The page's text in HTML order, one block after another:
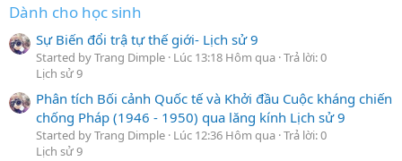
Dành cho học sinh
Sự Biến đổi trậ tự thế giới- Lịch sử 9
Started by Trang Dimple Lúc 13:18 Hôm qua Trả lời: 0
Lịch sử 9
Phân tích Bối cảnh Quốc tế và Khởi đầu Cuộc kháng chiến
chống Pháp (1946 - 1950) qua lăng kính Lịch sử 9
Started by Trang Dimple Lúc 12:36 Hôm qua Trả lời: 0
Lịch sử 9